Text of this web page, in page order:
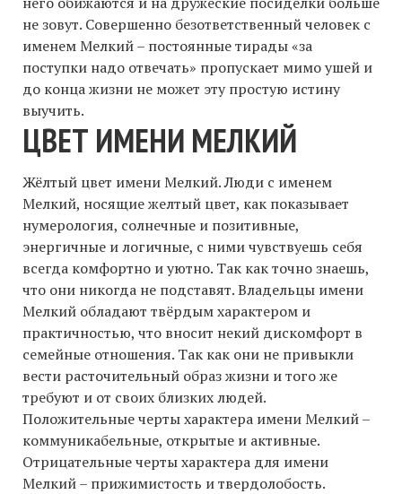
не зовут. Совершенно безответственный человек с
именем Мелкий – постоянные тирады «за
поступки надо отвечать» пропускает мимо ушей и
до конца жизни не может эту простую истину
выучить.
ЦВЕТ ИМЕНИ МЕЛКИЙ
Жёлтый цвет имени Мелкий. Люди с именем
Мелкий, носящие желтый цвет, как показывает
нумерология, солнечные и позитивные,
энергичные и логичные, с ними чувствуешь себя
всегда комфортно и уютно. Так как точно знаешь,
что они никогда не подставят. Владельцы имени
Мелкий обладают твёрдым характером и
практичностью, что вносит некий дискомфорт в
семейные отношения. Так как они не привыкли
вести расточительный образ жизни и того же
требуют и от своих близких людей.
Положительные черты характера имени Мелкий –
коммуникабельные, открытые и активные.
Отрицательные черты характера для имени
Мелкий – прижимистость и твердолобость.